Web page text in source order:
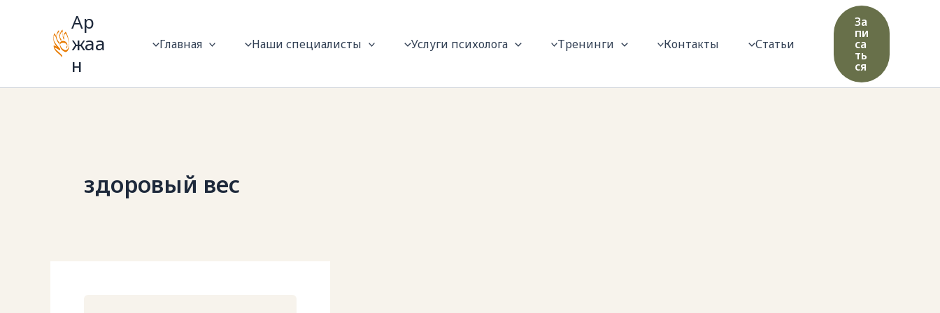
содержимому
Ар
жаа
н
Главная Наши специалисты Услуги психолога Тренинги Контакты Статьи
За
пи
са
ть
ся
здоровый вес